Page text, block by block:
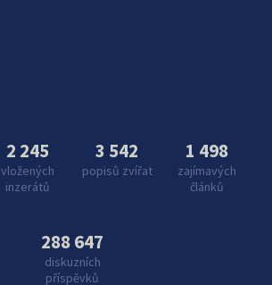
2 245
vložených
inzerátů
3 542
popisů zvířat
1 498
zajímavých
článků
288 647
diskuzních
příspěvků